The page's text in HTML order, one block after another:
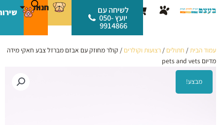
לתוכן
עגלת
קניות
לשיחה עם
יועץ 050-
9914866
חנות
עמוד הבית/ חתולים / רצועות וקולרים / קולר מחוזק עם אבזם מברזל צבע חאקי מידה
מדיום pets and vets
מבצע!